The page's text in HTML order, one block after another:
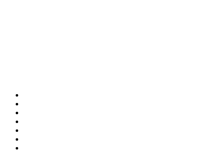
ERSTES
SEEBAD
Sommerfrische
seit
1793.